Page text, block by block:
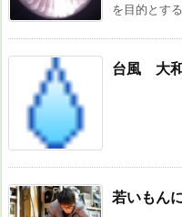
を目的とす
台風 大
若いもん